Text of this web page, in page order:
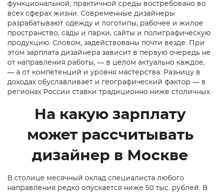
функциональной, практичной среды востребовано во
всех сферах жизни. Современные дизайнеры
разрабатывают одежду и логотипы, рабочее и жилое
пространство, сады и парки, сайты и полиграфическую
продукцию. Словом, задействованы почти везде. При
этом зарплата дизайнера зависит в первую очередь не
от направления работы, — в целом актуально каждое,
— а от компетенций и уровня мастерства. Разницу в
доходах обуславливает и географический фактор — в
регионах России ставки традиционно ниже столичных.
На какую зарплату
может рассчитывать
дизайнер в Москве
В столице месячный оклад специалиста любого
направления редко опускается ниже 50 тыс. рублей. В